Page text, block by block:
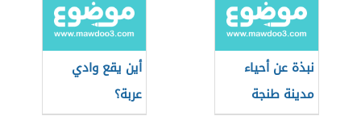
نبذة عن أحياء
مدينة طنجة
أين يقع وادي
عربة؟